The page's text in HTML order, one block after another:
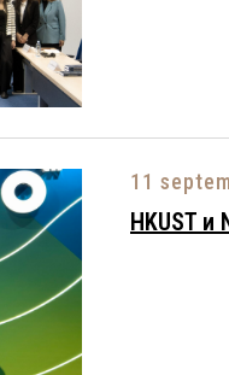
11
HKUST